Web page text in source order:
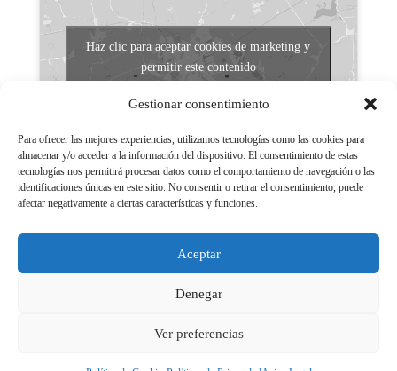
Gestionar consentimiento
Para ofrecer las mejores experiencias, utilizamos tecnologías como las cookies para
almacenar y/o acceder a la información del dispositivo. El consentimiento de estas
tecnologías nos permitirá procesar datos como el comportamiento de navegación o las
identificaciones únicas en este sitio. No consentir o retirar el consentimiento, puede
afectar negativamente a ciertas características y funciones.
Aceptar
Denegar
Ver preferencias
Haz clic para aceptar cookies de marketing y
permitir este contenido
Aviso legal